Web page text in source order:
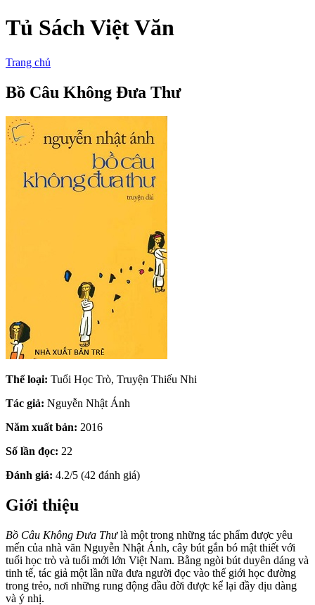
Tủ Sách Việt Văn
Trang chủ
Bồ Câu Không Đưa Thư
Thể loại: Tuổi Học Trò, Truyện Thiếu Nhi
Tác giả: Nguyễn Nhật Ánh
Năm xuất bản: 2016
Số lần đọc: 22
Đánh giá: 4.2/5 (42 đánh giá)
Giới thiệu
Bồ Câu Không Đưa Thưlà một trong những tác phẩm được yêu
mến của nhà văn Nguyễn Nhật Ánh, cây bút gắn bó mật thiết với
tuổi học trò và tuổi mới lớn Việt Nam. Bằng ngòi bút duyên dáng và
tinh tế, tác giả một lần nữa đưa người đọc vào thế giới học đường
trong trẻo, nơi những rung động đầu đời được kể lại đầy dịu dàng
và ý nhị.